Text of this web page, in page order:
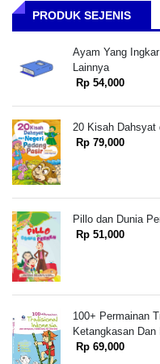
PRODUK SEJENIS
Ayam Yang
Lainnya
Rp 54,000
20 Kisah Dahsyat
Rp 79,000
Pillo dan Dunia
Rp 51,000
100+ Permainan
Ketangkasan Dan
Rp 69,000